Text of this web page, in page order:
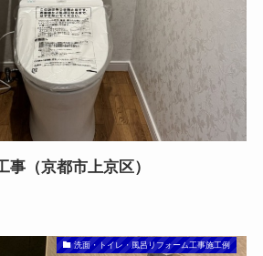
事（京都市上京区）
洗面・トイレ・風呂リフォーム工事施工例